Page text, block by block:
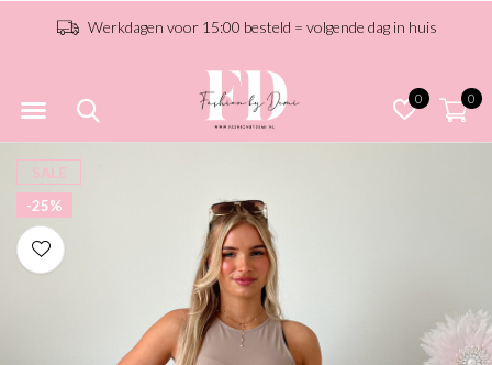
0 0
Werkdagen voor 15:00 besteld = volgende dag in huis
SALE
-25%